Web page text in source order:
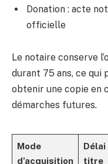
Donation : acte
officielle
Le notaire conserve
durant 75 ans, ce qui
obtenir une copie en
démarches futures.
Mode
d’acquisition
Délai
titre